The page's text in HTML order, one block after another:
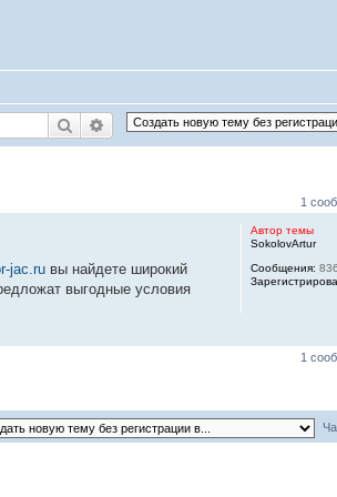
Поиск Расширенный поиск
1
Автор темы
SokolovArtur
Сообщения: 836
jac.ru вы найдете широкий
выгодные условия
1